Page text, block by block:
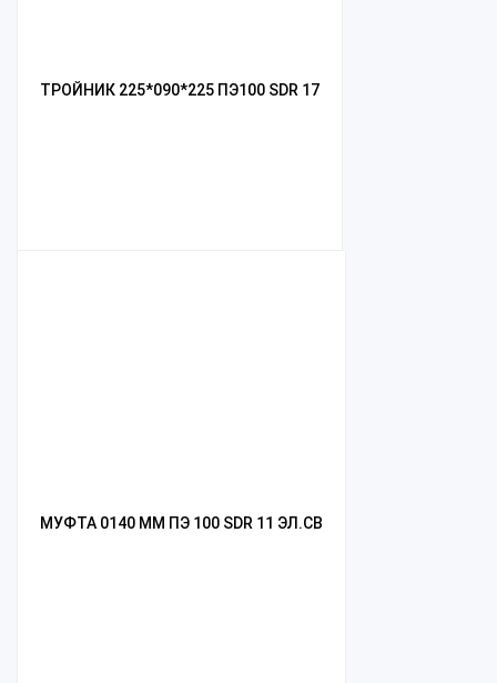
ТРОЙНИК 225*090*225 ПЭ100 SDR 17
МУФТА 0140 ММ ПЭ 100 SDR 11 ЭЛ.СВ